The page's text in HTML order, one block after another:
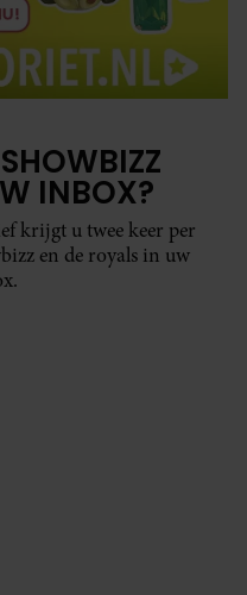
INBOX?
krijgt u twee keer per
en de royals in uw